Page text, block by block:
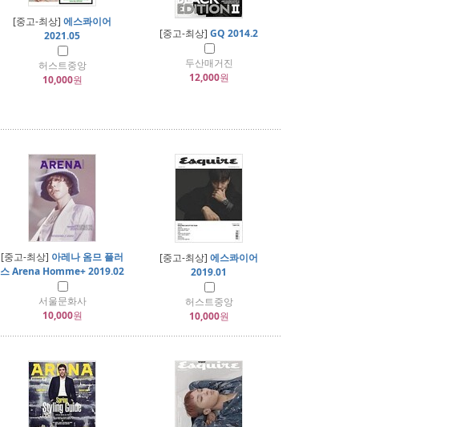
[중고-최상] 에스콰이어
2021.05
허스트중앙
10,000원
[중고-최상] GQ 2014.2
두산매거진
12,000원
[중고-최상] 아레나 옴므 플러
스 Arena Homme+ 2019.02
서울문화사
10,000원
[중고-최상] 에스콰이어
2019.01
허스트중앙
10,000원